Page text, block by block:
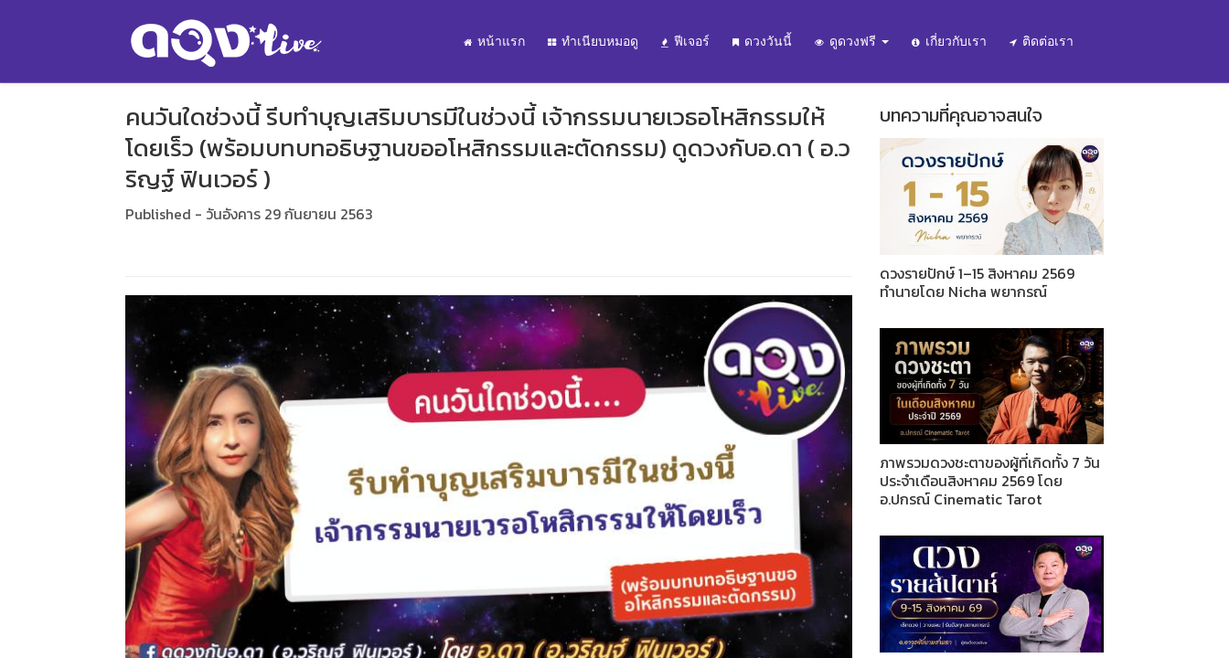
หน้าแรก ทำเนียบหมอดู ฟีเจอร์ ดวงวันนี้ ดูดวงฟรี เกี่ยวกับเรา ติดต่อเรา
คนวันใดช่วงนี้ รีบทำบุญเสริมบารมีในช่วงนี้ เจ้ากรรมนายเวธอโหสิกรรมให้
โดยเร็ว (พร้อมบทบทอธิษฐานขออโหสิกรรมและตัดกรรม) ดูดวงกับอ.ดา ( อ.ว
ริญฐ์ ฟินเวอร์ )
Published - วันอังคาร 29 กันยายน 2563
บทความที่คุณอาจสนใจ
ดวงรายปักษ์ 1–15 สิงหาคม 2569
ทำนายโดย Nicha พยากรณ์
ภาพรวมดวงชะตาของผู้ที่เกิดทั้ง 7 วัน
ประจำเดือนสิงหาคม 2569 โดย
อ.ปกรณ์ Cinematic Tarot